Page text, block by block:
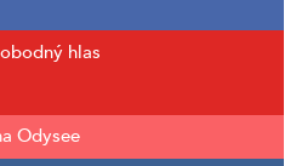
hlas
Odysee